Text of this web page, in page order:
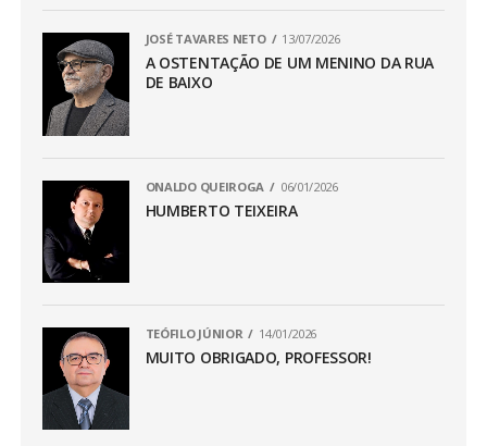
JOSÉ TAVARES NETO 13/07/2026
A OSTENTAÇÃO DE UM MENINO DA RUA
DE BAIXO
ONALDO QUEIROGA 06/01/2026
HUMBERTO TEIXEIRA
TEÓFILO JÚNIOR 14/01/2026
MUITO OBRIGADO, PROFESSOR!